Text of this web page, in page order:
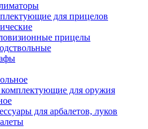
для прицелов
прицелы
комплектующие для оружия
для арбалетов, луков